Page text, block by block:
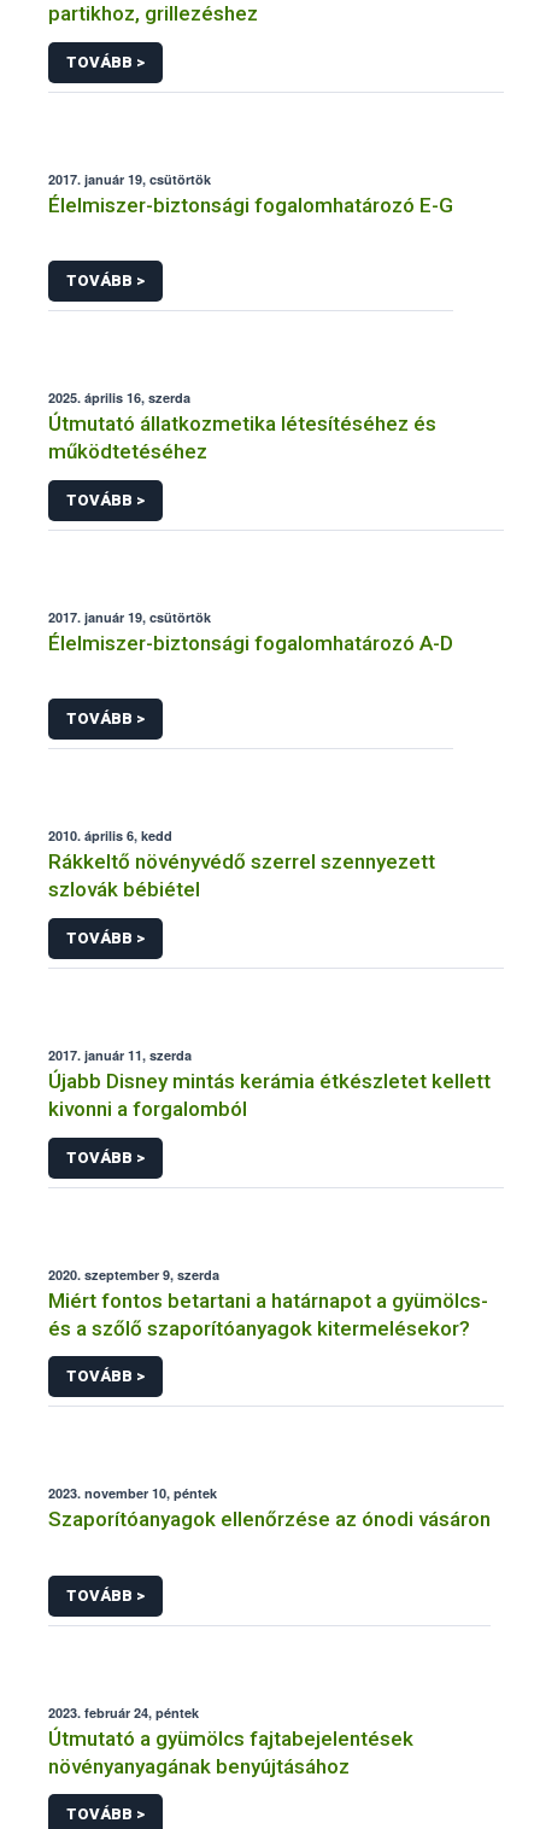
partikhoz, grillezéshez
TOVÁBB >
2017. január 19, csütörtök
Élelmiszer-biztonsági fogalomhatározó E-G
TOVÁBB >
2025. április 16, szerda
Útmutató állatkozmetika létesítéséhez és
működtetéséhez
TOVÁBB >
2017. január 19, csütörtök
Élelmiszer-biztonsági fogalomhatározó A-D
TOVÁBB >
2010. április 6, kedd
Rákkeltő növényvédő szerrel szennyezett
szlovák bébiétel
TOVÁBB >
2017. január 11, szerda
Újabb Disney mintás kerámia étkészletet kellett
kivonni a forgalomból
TOVÁBB >
2020. szeptember 9, szerda
Miért fontos betartani a határnapot a gyümölcs-
és a szőlő szaporítóanyagok kitermelésekor?
TOVÁBB >
2023. november 10, péntek
Szaporítóanyagok ellenőrzése az ónodi vásáron
TOVÁBB >
2023. február 24, péntek
Útmutató a gyümölcs fajtabejelentések
növényanyagának benyújtásához
TOVÁBB >